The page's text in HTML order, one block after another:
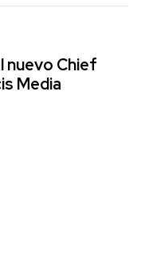
nuevo Chief
Media